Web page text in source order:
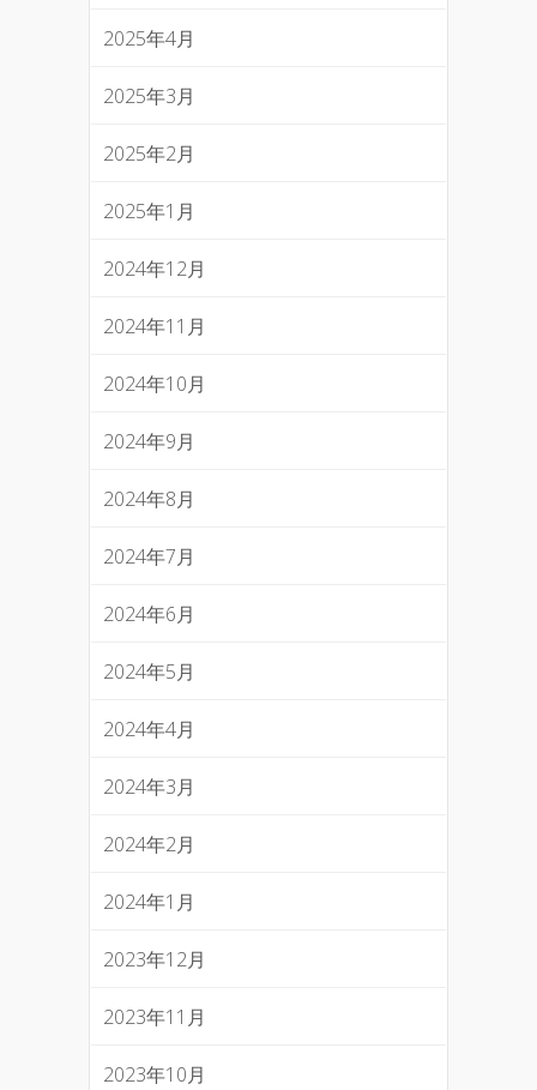
2025年4月
2025年3月
2025年2月
2025年1月
2024年12月
2024年11月
2024年10月
2024年9月
2024年8月
2024年7月
2024年6月
2024年5月
2024年4月
2024年3月
2024年2月
2024年1月
2023年12月
2023年11月
2023年10月